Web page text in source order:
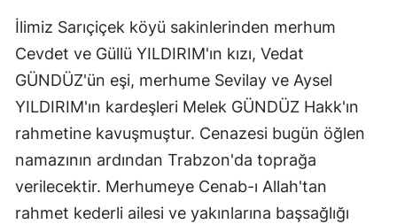
Gaziantep
Giresun
Gümüşhane
Hakkari
Hatay
Isparta
İlimiz Sarıçiçek köyü sakinlerinden merhum
Cevdet ve Güllü YILDIRIM'ın kızı, Vedat
GÜNDÜZ'ün eşi, merhume Sevilay ve Aysel
YILDIRIM'ın kardeşleri Melek GÜNDÜZ Hakk'ın
rahmetine kavuşmuştur. Cenazesi bugün öğlen
namazının ardından Trabzon'da toprağa
verilecektir. Merhumeye Cenab-ı Allah'tan
rahmet kederli ailesi ve yakınlarına başsağlığı